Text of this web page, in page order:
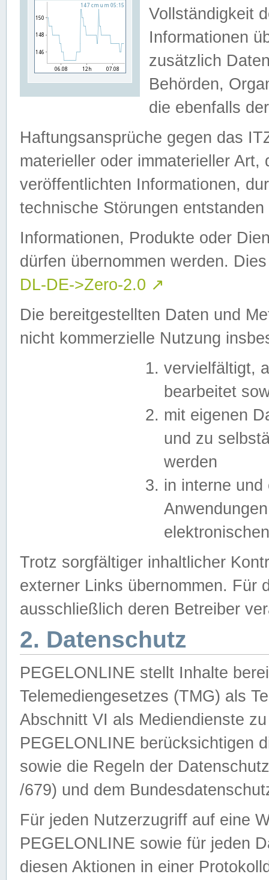
Vollständigkeit
Informationen
zusätzlich
Behörden,
die ebenfalls
Haftungsansprüche gegen das
materieller oder immaterieller
veröffentlichten Informationen,
technische Störungen
Informationen, Produkte oder
dürfen übernommen werden.
DL-DE->Zero-2.0 ↗
Die bereitgestellten Daten und
nicht kommerzielle Nutzung
vervielfältigt,
bearbeitet
mit eigenen
und zu
werden
in interne
Trotz sorgfältiger inhaltlicher
externer Links übernommen. Für
ausschließlich deren Betreiber
2. Datenschutz
PEGELONLINE stellt Inhalte
Telemediengesetzes (TMG) als
Abschnitt VI als Mediendienste
PEGELONLINE berücksichtigen
sowie die Regeln der
/679) und dem
Für jeden Nutzerzugriff auf eine
PEGELONLINE sowie für jeden
diesen Aktionen in einer